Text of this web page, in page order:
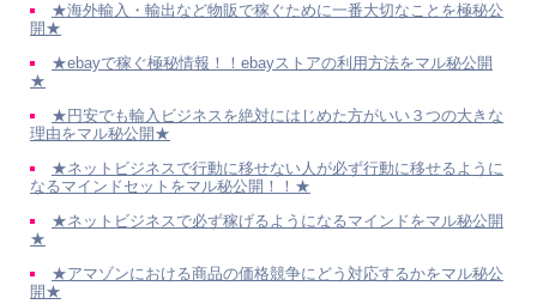
★海外輸入・輸出など物販で稼ぐために一番大切なことを極秘公
開★
★ebayで稼ぐ極秘情報！！ebayストアの利用方法をマル秘公開
★
★円安でも輸入ビジネスを絶対にはじめた方がいい３つの大きな
理由をマル秘公開★
★ネットビジネスで行動に移せない人が必ず行動に移せるように
なるマインドセットをマル秘公開！！★
★ネットビジネスで必ず稼げるようになるマインドをマル秘公開
★
★アマゾンにおける商品の価格競争にどう対応するかをマル秘公
開★